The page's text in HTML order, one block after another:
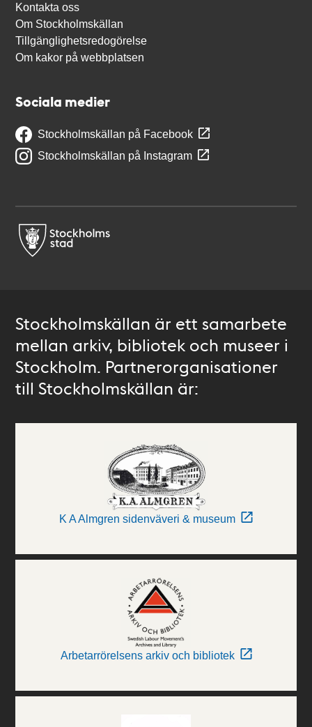
Kontakta oss
Om Stockholmskällan
Tillgänglighetsredogörelse
Om kakor på webbplatsen
Sociala medier
Stockholmskällan på Facebook
Stockholmskällan på Instagram
Stockholmskällan är ett samarbete
mellan arkiv, bibliotek och museer i
Stockholm. Partnerorganisationer
till Stockholmskällan är:
K A Almgren sidenväveri & museum
Arbetarrörelsens arkiv och bibliotek